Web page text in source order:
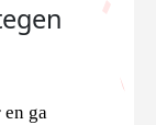
ga